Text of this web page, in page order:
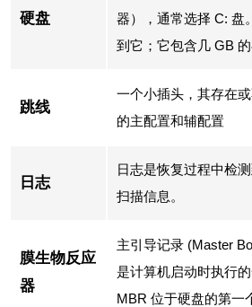
硬盘
器），通常选择 C: 盘
到它；它包含几 GB 的
跳线
一个小插头，其存在
的主配置和辅配置
日志
日志是恢复过程中检
扫描信息。
膜生物反应
器
主引导记录 (Master
是计算机启动时执行
MBR 位于硬盘的第一